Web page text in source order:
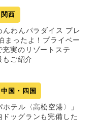
関西
んわんパラダイス プレ
まったよ！プライベー
充実のリゾートステ
ご紹介
中国・四国
ホテル〈高松空港〉」
ッグランも完備した